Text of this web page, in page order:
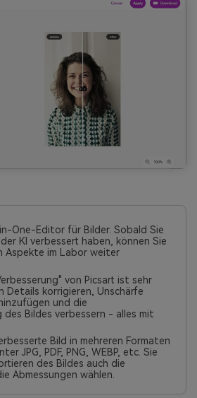
One-Editor für Bilder. Sobald Sie
KI verbessert haben, können Sie
Aspekte im Labor weiter
von Picsart ist sehr
Details korrigieren, Unschärfe
und die
des Bildes verbessern - alles mit
Bild in mehreren Formaten
JPG, PDF, PNG, WEBP, etc. Sie
des Bildes auch die
Abmessungen wählen.